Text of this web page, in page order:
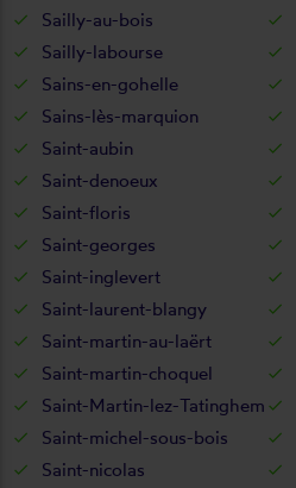
Sailly-au-bois
Sailly-labourse
Sains-en-gohelle
Sains-lès-marquion
Saint-aubin
Saint-denoeux
Saint-floris
Saint-georges
Saint-inglevert
Saint-laurent-blangy
Saint-martin-au-laërt
Saint-martin-choquel
Saint-Martin-lez-Tatinghem
Saint-michel-sous-bois
Saint-nicolas